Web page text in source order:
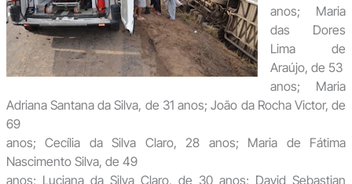
anos; Maria
das Dores
Lima de
Araújo, de 53
anos; Maria
Adriana Santana da Silva, de 31 anos; João da Rocha Victor, de
69
anos; Cecília da Silva Claro, 28 anos; Maria de Fátima
Nascimento Silva, de 49
anos; Luciana da Silva Claro, de 30 anos; David Sebastian